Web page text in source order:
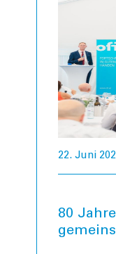
22. Juni
80